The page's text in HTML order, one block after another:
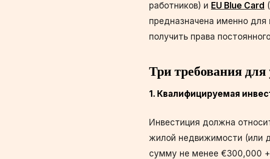
работников) и EU Blue Card
предназначена именно для
получить права
Три требования для
1. Квалифицируемая
Инвестиция должна
жилой недвижимости (или
сумму не менее €300,000